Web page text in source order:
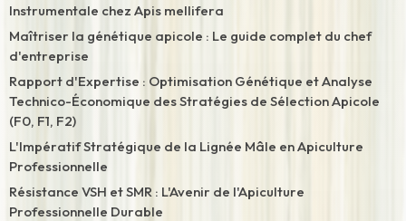
Instrumentale chez Apis mellifera
Maîtriser la génétique apicole : Le guide complet du chef
d'entreprise
Rapport d'Expertise : Optimisation Génétique et Analyse
Technico-Économique des Stratégies de Sélection Apicole
(F0, F1, F2)
L'Impératif Stratégique de la Lignée Mâle en Apiculture
Professionnelle
Résistance VSH et SMR : L'Avenir de l'Apiculture
Professionnelle Durable